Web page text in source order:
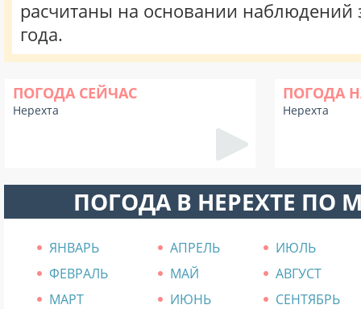
расчитаны на основании наблюдений
года.
ПОГОДА СЕЙЧАС
Нерехта
ПОГОДА
Нерехта
ПОГОДА В НЕРЕХТЕ ПО
ЯНВАРЬ АПРЕЛЬ
ИЮЛЬ
ФЕВРАЛЬ
МАЙ
АВГУСТ
МАРТ
ИЮНЬ СЕНТЯБРЬ